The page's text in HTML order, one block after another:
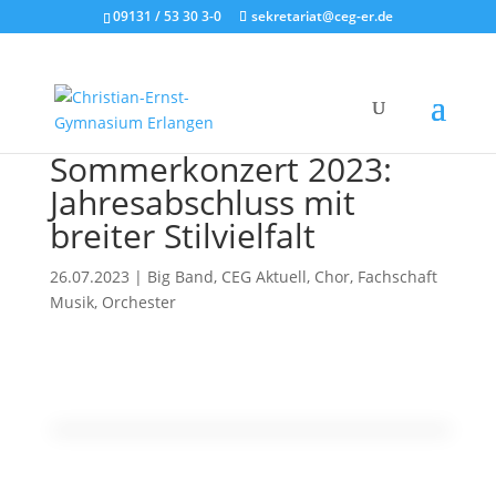
09131 / 53 30 3-0 sekretariat@ceg-er.de
Sommerkonzert 2023:
Jahresabschluss mit
breiter Stilvielfalt
26.07.2023 | Big Band, CEG Aktuell, Chor, Fachschaft
Musik, Orchester